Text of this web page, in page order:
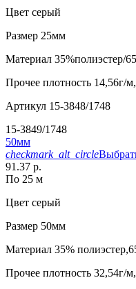
Цвет серый
Размер 25мм
Материал 35%полиэстер/
Прочее плотность 14,56г/
Артикул 15-3848/1748
15-3849/1748
50мм
checkmark_alt_circle
91.37 р.
По 25 м
Цвет серый
Размер 50мм
Материал 35%
Прочее плотность 32,54г/